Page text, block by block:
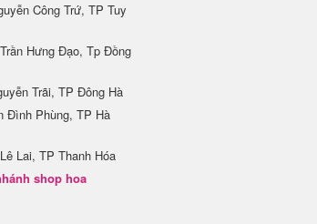
Công Trứ, TP Tuy
Hưng Đạo, Tp Đồng
Trãi, TP Đông Hà
Đình Phùng, TP Hà
Lai, TP Thanh Hóa
shop hoa